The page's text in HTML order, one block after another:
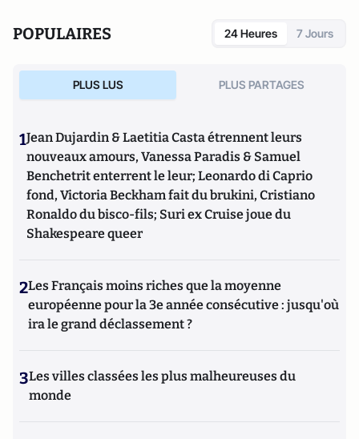
POPULAIRES 24 Heures 7 Jours
PLUS LUS PLUS PARTAGES
1Jean Dujardin & Laetitia Casta étrennent leurs
nouveaux amours, Vanessa Paradis & Samuel
Benchetrit enterrent le leur; Leonardo di Caprio
fond, Victoria Beckham fait du brukini, Cristiano
Ronaldo du bisco-fils; Suri ex Cruise joue du
Shakespeare queer
2Les Français moins riches que la moyenne
européenne pour la 3e année consécutive : jusqu'où
ira le grand déclassement ?
3Les villes classées les plus malheureuses du
monde